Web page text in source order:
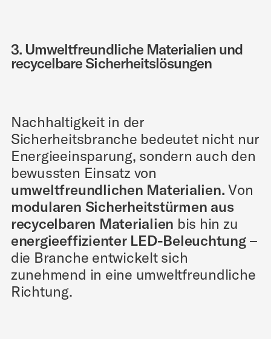
3. Umweltfreundliche Materialien und
recycelbare Sicherheitslösungen
Nachhaltigkeit in der
Sicherheitsbranche bedeutet nicht nur
Energieeinsparung, sondern auch den
bewussten Einsatz von
umweltfreundlichen Materialien. Von
modularen Sicherheitstürmen aus
recycelbaren Materialien bis hin zu
energieeffizienter LED-Beleuchtung–
die Branche entwickelt sich
zunehmend in eine umweltfreundliche
Richtung.